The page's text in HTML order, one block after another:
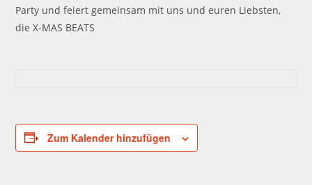
Party und feiert gemeinsam mit uns und euren Liebsten,
die X-MAS BEATS
Zum Kalender hinzufügen